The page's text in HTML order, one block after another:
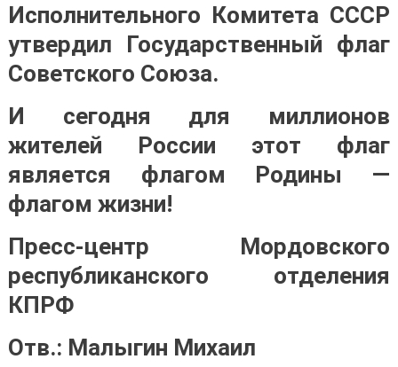
Исполнительного Комитета СССР
утвердил Государственный флаг
Советского Союза.
И сегодня для миллионов
жителей России этот флаг
является флагом Родины —
флагом жизни!
Пресс-центр Мордовского
республиканского отделения
КПРФ
Отв.: Малыгин Михаил